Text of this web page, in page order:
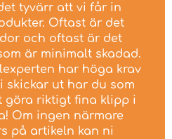
tyvärr att vi får in
Oftast är det
och oftast är det
är minimalt skadad.
har höga krav
skickar ut har du som
göra riktigt fina klipp i
Om ingen närmare
på artikeln kan ni